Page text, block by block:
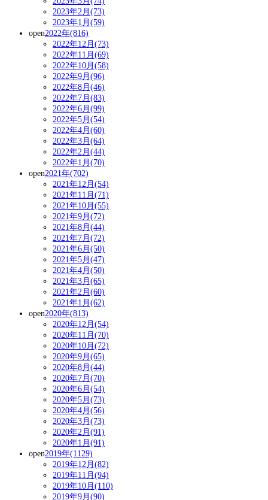
2023年2月(73)
2023年1月(59)
open2022年(816)
2022年12月(73)
2022年11月(69)
2022年10月(58)
2022年9月(96)
2022年8月(46)
2022年7月(83)
2022年6月(99)
2022年5月(54)
2022年4月(60)
2022年3月(64)
2022年2月(44)
2022年1月(70)
open2021年(702)
2021年12月(54)
2021年11月(71)
2021年10月(55)
2021年9月(72)
2021年8月(44)
2021年7月(72)
2021年6月(50)
2021年5月(47)
2021年4月(50)
2021年3月(65)
2021年2月(60)
2021年1月(62)
open2020年(813)
2020年12月(54)
2020年11月(70)
2020年10月(72)
2020年9月(65)
2020年8月(44)
2020年7月(70)
2020年6月(54)
2020年5月(73)
2020年4月(56)
2020年3月(73)
2020年2月(91)
2020年1月(91)
open2019年(1129)
2019年12月(82)
2019年11月(94)
2019年10月(110)
2019年9月(90)